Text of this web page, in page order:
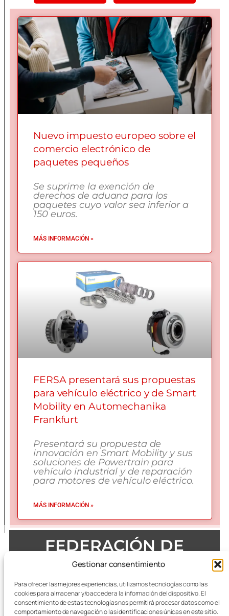
Gestionar consentimiento
Para ofrecer las mejores experiencias, utilizamos tecnologías como las
cookies para almacenar y/o acceder a la información del dispositivo. El
consentimiento de estas tecnologías nos permitirá procesar datos como el
comportamiento de navegación o las identificaciones únicas en este sitio.
Nuevo impuesto europeo sobre el
comercio electrónico de
paquetes pequeños
Se suprime la exención de
derechos de aduana para los
paquetes cuyo valor sea inferior a
150 euros.
MÁS INFORMACIÓN »
FERSA presentará sus propuestas
para vehículo eléctrico y de Smart
Mobility en Automechanika
Frankfurt
Presentará su propuesta de
innovación en Smart Mobility y sus
soluciones de Powertrain para
vehículo industrial y de reparación
para motores de vehículo eléctrico.
MÁS INFORMACIÓN »
FEDERACIÓN DE
EMPRESAS DEL METAL
DE ZARAGOZA